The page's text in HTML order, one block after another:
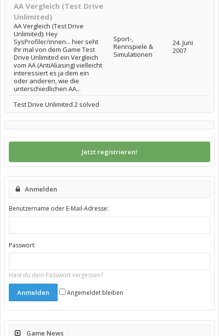
AA Vergleich (Test Drive
Unlimited)
AA Vergleich (Test Drive
Unlimited): Hey
SysProfiler/innen... hier seht
ihr mal von dem Game Test
Drive Unlimited ein Vergleich
vom AA (AntiAliasing) vielleicht
interessiert es ja dem ein
oder anderen, wie die
unterschiedlichen AA...
Sport-,
Rennspiele &
Simulationen
24. Juni
2007
Test Drive Unlimited 2 solved
Jetzt registrieren!
Anmelden
Benutzername oder E-Mail-Adresse:
Passwort:
Hast du dein Passwort vergessen?
Angemeldet bleiben
Game News